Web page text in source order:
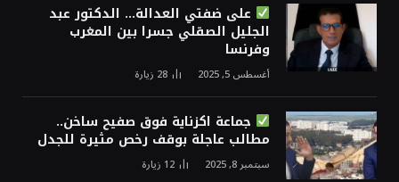
على ضفتي العدالة… الدكتور عبد
الجليل الصقلي جسرا بين المغرب
وفرنسا
أغسطس 5, 2025 28 زيارة
جماعة اكزناية فوق صفيح ساخن..
مطالب عاجلة بوقف رخص مثيرة للجدل
سبتمبر 8, 2025 12 زيارة